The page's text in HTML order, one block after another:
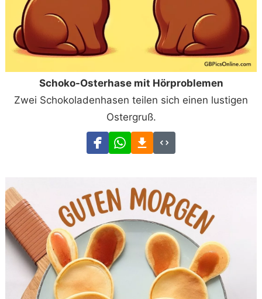
Schoko-Osterhase mit Hörproblemen
Zwei Schokoladenhasen teilen sich einen lustigen
Ostergruß.